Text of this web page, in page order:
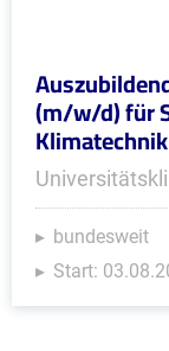
(m/w/d) für
Klimatechnik
bundesweit
Start: